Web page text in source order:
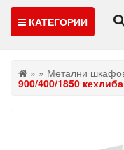
КАТЕГОРИИ
» » Метални
900/400/1850